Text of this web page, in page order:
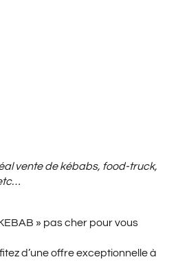
vente de kébabs, food-truck,
» pas cher pour vous
d’une offre exceptionnelle à